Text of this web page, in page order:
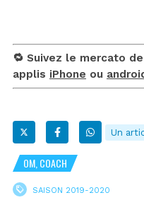
🔁 Suivez le mercato
applis iPhone ou
Un
OM, COACH
SAISON 2019-2020